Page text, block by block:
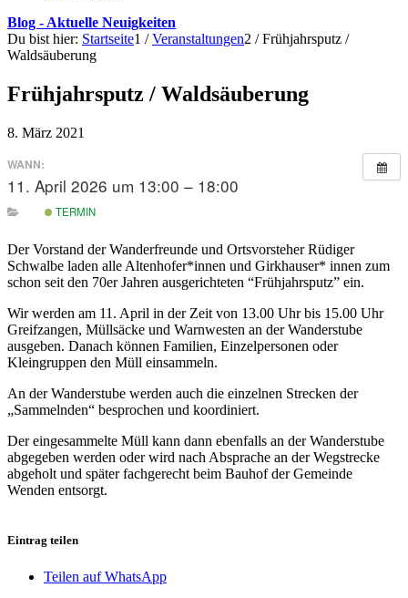
Blog - Aktuelle Neuigkeiten
Du bist hier: Startseite1 / Veranstaltungen2 / Frühjahrsputz /
Waldsäuberung
Frühjahrsputz / Waldsäuberung
8. März 2021
WANN:
11. April 2026 um 13:00 – 18:00
TERMIN
Der Vorstand der Wanderfreunde und Ortsvorsteher Rüdiger
Schwalbe laden alle Altenhofer*innen und Girkhauser* innen zum
schon seit den 70er Jahren ausgerichteten “Frühjahrsputz” ein.
Wir werden am 11. April in der Zeit von 13.00 Uhr bis 15.00 Uhr
Greifzangen, Müllsäcke und Warnwesten an der Wanderstube
ausgeben. Danach können Familien, Einzelpersonen oder
Kleingruppen den Müll einsammeln.
An der Wanderstube werden auch die einzelnen Strecken der
„Sammelnden“ besprochen und koordiniert.
Der eingesammelte Müll kann dann ebenfalls an der Wanderstube
abgegeben werden oder wird nach Absprache an der Wegstrecke
abgeholt und später fachgerecht beim Bauhof der Gemeinde
Wenden entsorgt.
Eintrag teilen
Teilen auf WhatsApp